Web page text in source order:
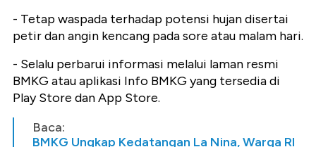
- Tetap waspada terhadap potensi hujan disertai
petir dan angin kencang pada sore atau malam hari.
- Selalu perbarui informasi melalui laman resmi
BMKG atau aplikasi Info BMKG yang tersedia di
Play Store dan App Store.
Baca:
BMKG Ungkap Kedatangan La Nina, Warga RI